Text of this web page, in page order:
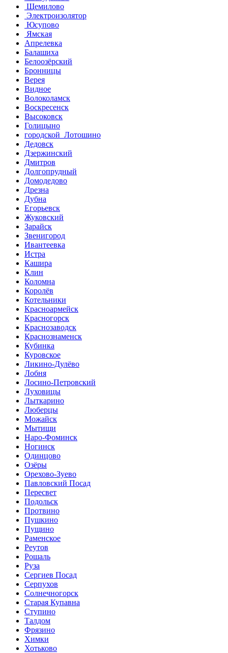
Щемилово
Электроизолятор
Юсупово
Ямская
Апрелевка
Балашиха
Белоозёрский
Бронницы
Верея
Видное
Волоколамск
Воскресенск
Высоковск
Голицыно
городской Лотошино
Дедовск
Дзержинский
Дмитров
Долгопрудный
Домодедово
Дрезна
Дубна
Егорьевск
Жуковский
Зарайск
Звенигород
Ивантеевка
Истра
Кашира
Клин
Коломна
Королёв
Котельники
Красноармейск
Красногорск
Краснозаводск
Краснознаменск
Кубинка
Куровское
Ликино-Дулёво
Лобня
Лосино-Петровский
Луховицы
Лыткарино
Люберцы
Можайск
Мытищи
Наро-Фоминск
Ногинск
Одинцово
Озёры
Орехово-Зуево
Павловский Посад
Пересвет
Подольск
Протвино
Пушкино
Пущино
Раменское
Реутов
Рошаль
Руза
Сергиев Посад
Серпухов
Солнечногорск
Старая Купавна
Ступино
Талдом
Фрязино
Химки
Хотьково